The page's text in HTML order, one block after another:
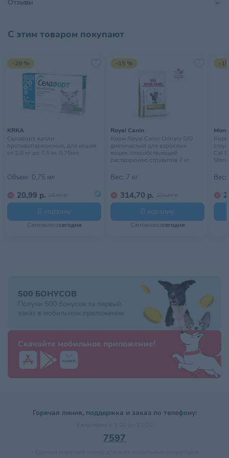
• Небольшой размер таблеток удобен для собак мелких пород.
Отзывы
С этим товаром покупают
-29 %
KRKA
Селафорт, капли
противопаразитные, для кошек
от 2,6 кг до 7,5 кг, 0,75мл
Объем: 0,75 мл
20,99 р. 29,49 р.
В корзину
Самовывозсегодня
-15 %
Royal Canin
Корм Royal Canin Urinary S/O
диетический для взрослых
кошек способствующий
растворению струвитов 7 кг
Вес: 7 кг
314,70 р. 370,23 р.
В корзину
Самовывозсегодня
-
Cat
Вес:
500 БОНУСОВ
Получи 500 бонусов за первый
заказ в мобильном приложении
Скачайте мобильное приложение!
Горячая линия, поддержка и заказ по телефону:
7597